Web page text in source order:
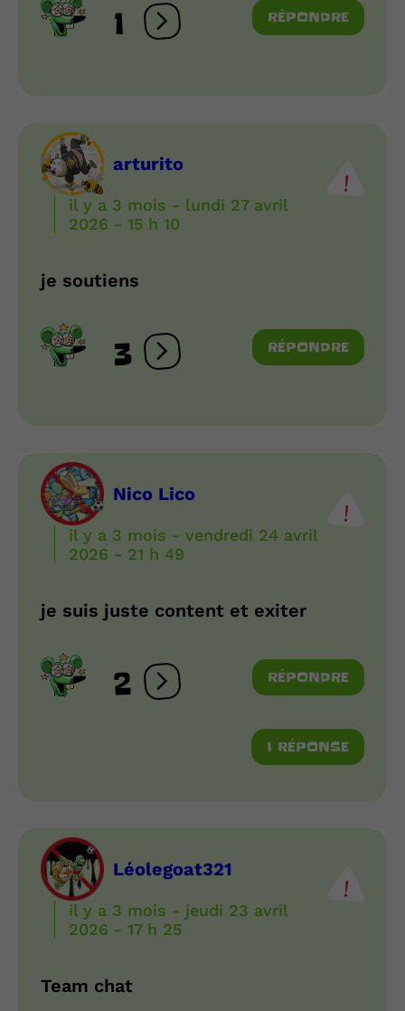
1 Ouvrir les réactions
RÉPONDRE
arturito
il y a 3 mois - lundi 27 avril
2026 - 15 h 10
je soutiens
3 Ouvrir les réactions
RÉPONDRE
Nico Lico
il y a 3 mois - vendredi 24 avril
2026 - 21 h 49
je suis juste content et exiter
2 Ouvrir les réactions
RÉPONDRE
1 RÉPONSE
Léolegoat321
il y a 3 mois - jeudi 23 avril
2026 - 17 h 25
Team chat